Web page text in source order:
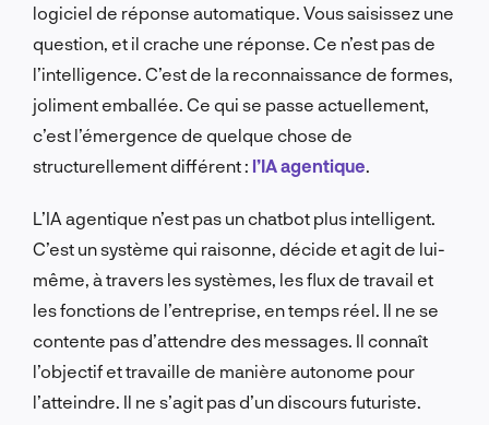
logiciel de réponse automatique. Vous saisissez une
question, et il crache une réponse. Ce n’est pas de
l’intelligence. C’est de la reconnaissance de formes,
joliment emballée. Ce qui se passe actuellement,
c’est l’émergence de quelque chose de
structurellement différent : l’IA agentique
L’IA agentique n’est pas un chatbot plus intelligent.
C’est un système qui raisonne, décide et agit de lui-
même, à travers les systèmes, les flux de travail et
les fonctions de l’entreprise, en temps réel. Il ne se
contente pas d’attendre des messages. Il connaît
l’objectif et travaille de manière autonome pour
l’atteindre. Il ne s’agit pas d’un discours futuriste.